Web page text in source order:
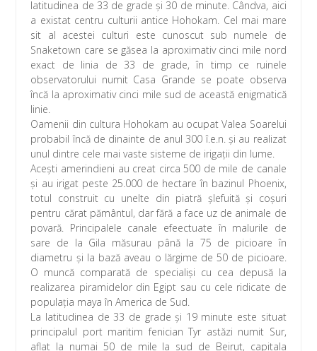
latitudinea de 33 de grade şi 30 de minute. Cândva, aici
a existat centru culturii antice Hohokam. Cel mai mare
sit al acestei culturi este cunoscut sub numele de
Snaketown care se găsea la aproximativ cinci mile nord
exact de linia de 33 de grade, în timp ce ruinele
observatorului numit Casa Grande se poate observa
încă la aproximativ cinci mile sud de această enigmatică
linie.
Oamenii din cultura Hohokam au ocupat Valea Soarelui
probabil încă de dinainte de anul 300 î.e.n. şi au realizat
unul dintre cele mai vaste sisteme de irigaţii din lume.
Aceşti amerindieni au creat circa 500 de mile de canale
şi au irigat peste 25.000 de hectare în bazinul Phoenix,
totul construit cu unelte din piatră şlefuită şi coşuri
pentru cărat pământul, dar fără a face uz de animale de
povară. Principalele canale efeectuate în malurile de
sare de la Gila măsurau până la 75 de picioare în
diametru şi la bază aveau o lărgime de 50 de picioare.
O muncă comparată de specialişi cu cea depusă la
realizarea piramidelor din Egipt sau cu cele ridicate de
populaţia maya în America de Sud.
La latitudinea de 33 de grade şi 19 minute este situat
principalul port maritim fenician Tyr astăzi numit Sur,
aflat la numai 50 de mile la sud de Beirut, capitala